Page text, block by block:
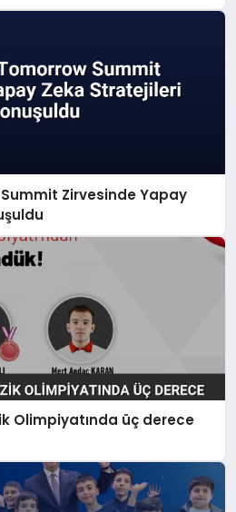
Zirvesinde Yapay
Olimpiyatında üç derece